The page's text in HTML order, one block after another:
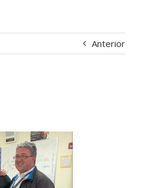
Anterior